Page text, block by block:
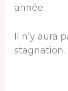
année.
Il n’y aura
stagnation.